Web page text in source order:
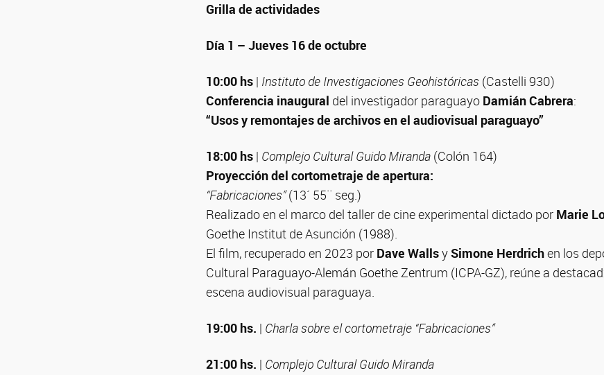
Grilla de actividades
Día 1 – Jueves 16 de octubre
10:00 hs | Instituto de Investigaciones Geohistóricas (Castelli 930)
Conferencia inaugural del investigador paraguayo Damián Cabrera:
“Usos y remontajes de archivos en el audiovisual paraguayo”
18:00 hs | Complejo Cultural Guido Miranda (Colón 164)
Proyección del cortometraje de apertura:
“Fabricaciones”(13´ 55¨ seg.)
Realizado en el marco del taller de cine experimental dictado por Marie
Goethe Institut de Asunción (1988).
El film, recuperado en 2023 por Dave WallsySimone Herdrichen los
Cultural Paraguayo-Alemán Goethe Zentrum (ICPA-GZ), reúne a
escena audiovisual paraguaya.
19:00 hs. | Charla sobre el cortometraje “Fabricaciones”
21:00 hs. | Complejo Cultural Guido Miranda